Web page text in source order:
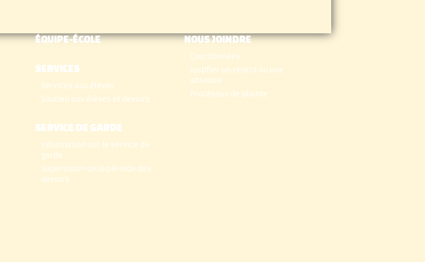
ÉQUIPE-ÉCOLE
SERVICES
Services aux élèves
Soutien aux élèves et devoirs
SERVICE DE GARDE
Information sur le service de
garde
Supervision de la période des
devoirs
NOUS JOINDRE
Coordonnées
Justifier un retard ou une
absence
Processus de plainte